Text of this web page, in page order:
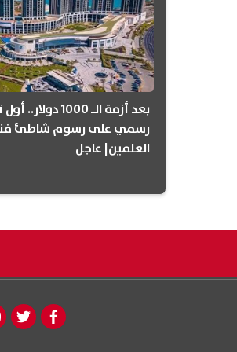
بعد أزمة الـ 1000
رسمي على رسوم شاطئ
العلمين| عاجل
facebook